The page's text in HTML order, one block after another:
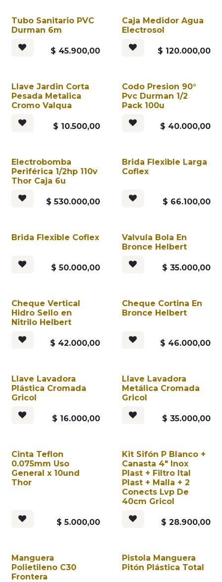
Tubo Sanitario PVC
Durman 6m
$ 45.900,00
Caja Medidor Agua
Electrosol
$ 120.000,00
Llave Jardin Corta
Pesada Metalica
Cromo Valqua
$ 10.500,00
Codo Presion 90°
Pvc Durman 1/2
Pack 100u
$ 40.000,00
Electrobomba
Periférica 1/2hp 110v
Thor Caja 6u
$530.000,00
Brida Flexible Larga
Coflex
$ 66.100,00
Brida Flexible Coflex
$50.000,00
Valvula Bola En
Bronce Helbert
$ 35.000,00
Cheque Vertical
Hidro Sello en
Nitrilo Helbert
$ 42.000,00
Cheque Cortina En
Bronce Helbert
$ 46.000,00
Llave Lavadora
Plástica Cromada
Gricol
$ 16.000,00
Llave Lavadora
Metálica Cromada
Gricol
$ 35.000,00
Cinta Teflon
0.075mm Uso
General x 10und
Thor
$5.000,00
Kit Sifón P Blanco +
Canasta 4" Inox
Plast + Filtro Ital
Plast + Malla + 2
Conects Lvp De
40cm Gricol
$ 28.900,00
Manguera
Polietileno C30
Frontera
Pistola Manguera
Pitón Plástica Total